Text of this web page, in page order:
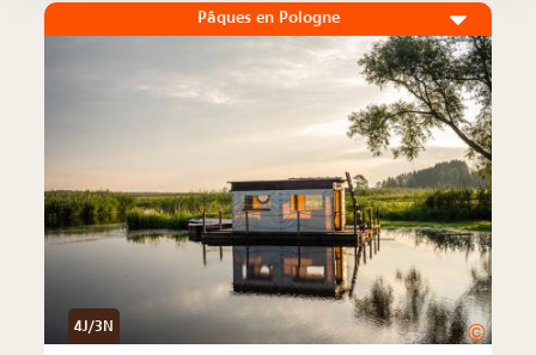
Pâques en Pologne
4J/3N ©